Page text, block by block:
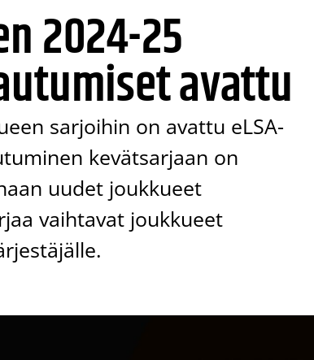
2024-25
avattu
sarjoihin on avattu eLSA-
kevätsarjaan on
uudet joukkueet
vaihtavat joukkueet